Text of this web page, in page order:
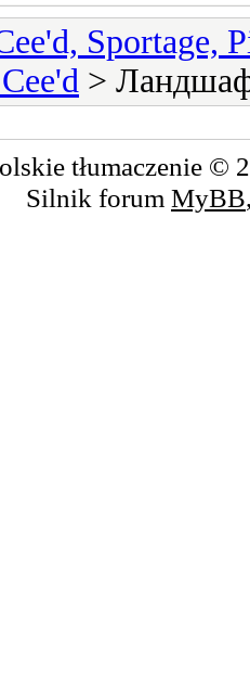
Sportage,
>
tłumaczenie ©
Silnik forum MyBB